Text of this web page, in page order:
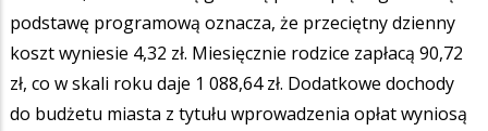
podstawę programową oznacza, że przeciętny dzienny
koszt wyniesie 4,32 zł. Miesięcznie rodzice zapłacą 90,72
zł, co w skali roku daje 1 088,64 zł. Dodatkowe dochody
do budżetu miasta z tytułu wprowadzenia opłat wyniosą